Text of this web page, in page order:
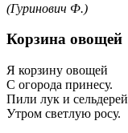
(Гуринович Ф.)
Корзина овощей
Я корзину овощей
С огорода принесу.
Пили лук и сельдерей
Утром светлую росу.